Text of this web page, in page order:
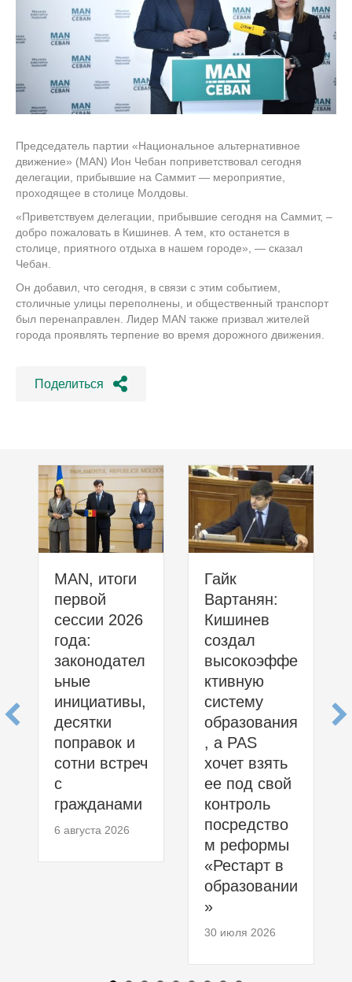
Председатель партии «Национальное альтернативное
движение» (MAN) Ион Чебан поприветствовал сегодня
делегации, прибывшие на Саммит — мероприятие,
проходящее в столице Молдовы.
«Приветствуем делегации, прибывшие сегодня на Саммит, –
добро пожаловать в Кишинев. А тем, кто останется в
столице, приятного отдыха в нашем городе», — сказал
Чебан.
Он добавил, что сегодня, в связи с этим событием,
столичные улицы переполнены, и общественный транспорт
был перенаправлен. Лидер MAN также призвал жителей
города проявлять терпение во время дорожного движения.
Поделиться
MAN, итоги
первой
сессии 2026
года:
законодател
ьные
инициативы,
десятки
поправок и
сотни встреч
с
гражданами
6 августа 2026
Гайк
Вартанян:
Кишинев
создал
высокоэффе
ктивную
систему
образования
, а PAS
хочет взять
ее под свой
контроль
посредство
м реформы
«Рестарт в
образовании
»
30 июля 2026